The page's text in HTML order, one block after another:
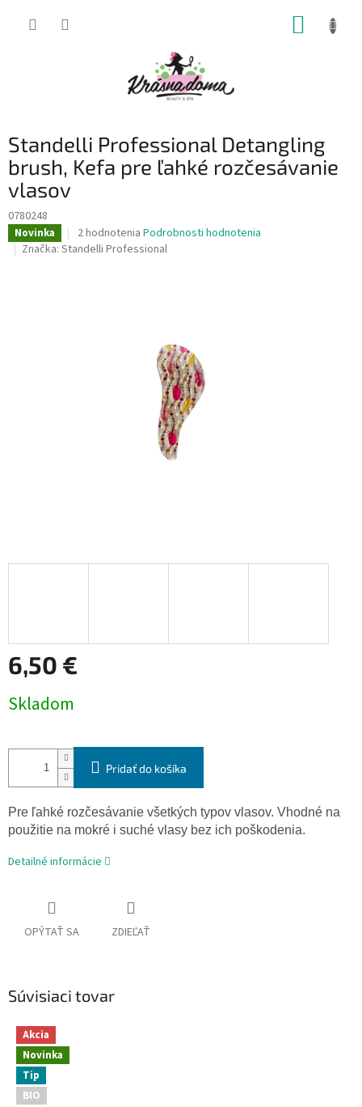
Standelli Professional Detangling
brush, Kefa pre ľahké rozčesávanie
vlasov
0780248
Novinka
Priemerné
hodnotenie
2 hodnotenia Podrobnosti hodnotenia
Značka: Standelli Professional
6,50 €
cena:
Skladom
Pridať do košíka
Pre ľahké rozčesávanie všetkých typov vlasov. Vhodné na
použitie na mokré i suché vlasy bez ich poškodenia.
Detailné informácie
OPÝTAŤ SA ZDIEĽAŤ
Súvisiaci tovar
Akcia
Novinka
Tip
BIO